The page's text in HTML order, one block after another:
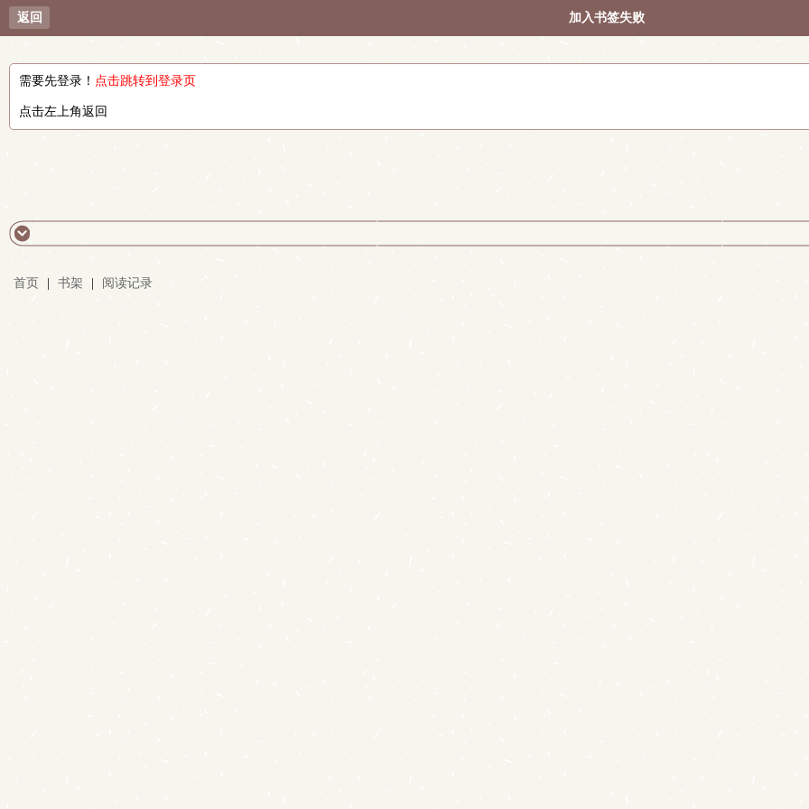
返回 加入书签失败
需要先登录！ 点击跳转到登录页
点击左上角返回
首页 书架 阅读记录